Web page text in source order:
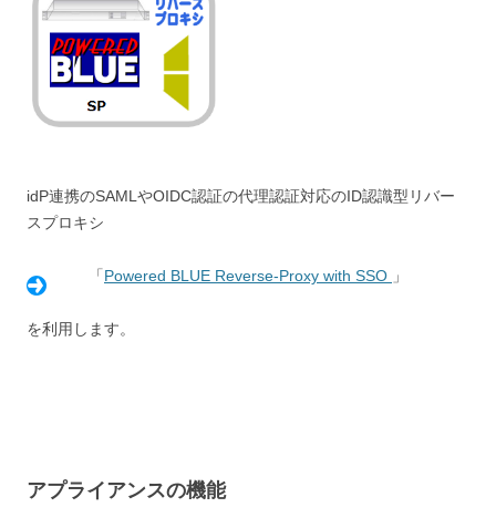
idP連携のSAMLやOIDC認証の代理認証対応のID認識型リバー
スプロキシ
「Powered BLUE Reverse-Proxy with SSO 」
を利用します。
アプライアンスの機能